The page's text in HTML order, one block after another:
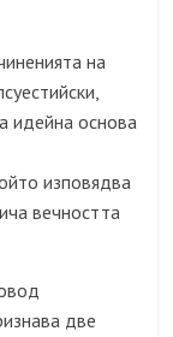
на
идейна основа
изповядва
вечността
две